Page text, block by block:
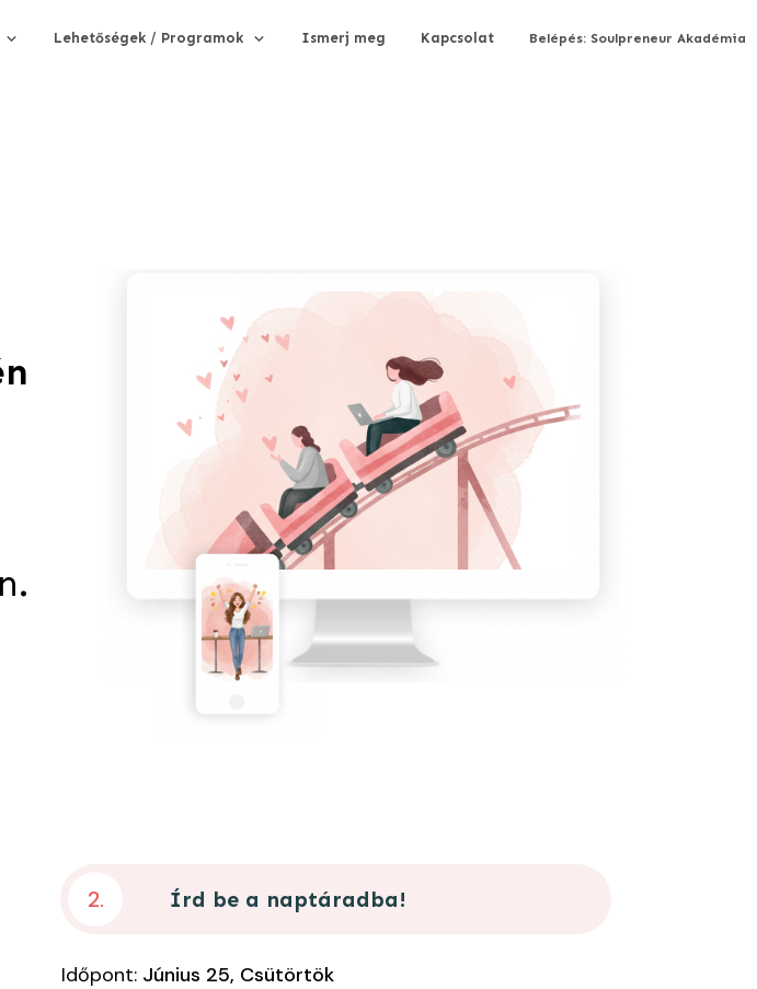
Lehetőségek / Programok Ismerj meg Kapcsolat Belépés: Soulpreneur Akadémia
2. Írd be a naptáradba!
Időpont: Június 25, Csütörtök